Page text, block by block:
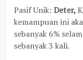
Pasif Unik: Deter,
kemampuan ini
sebanyak 6%
sebanyak 3 kali.